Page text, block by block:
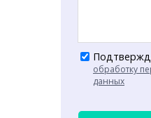
обработку
данных